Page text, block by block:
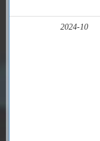
2024-10